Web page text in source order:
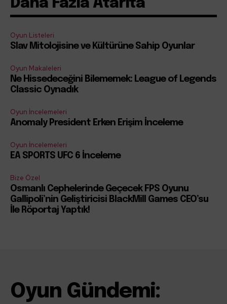
Daha Fazla Atarita
Oyun Listeleri
Slav Mitolojisine ve Kültürüne Sahip Oyunlar
Oyun Makaleleri
Ne Hissedeceğini Bilememek: League of Legends
Classic Oynadık
Oyun İncelemeleri
Anomaly President Erken Erişim İnceleme
Oyun İncelemeleri
EA SPORTS UFC 6 İnceleme
Bize Özel
Osmanlı Cephelerinde Geçecek FPS Oyunu
Gallipoli’nin Geliştiricisi BlackMill Games CEO’su
İle Röportaj Yaptık!
Oyun Gündemi: